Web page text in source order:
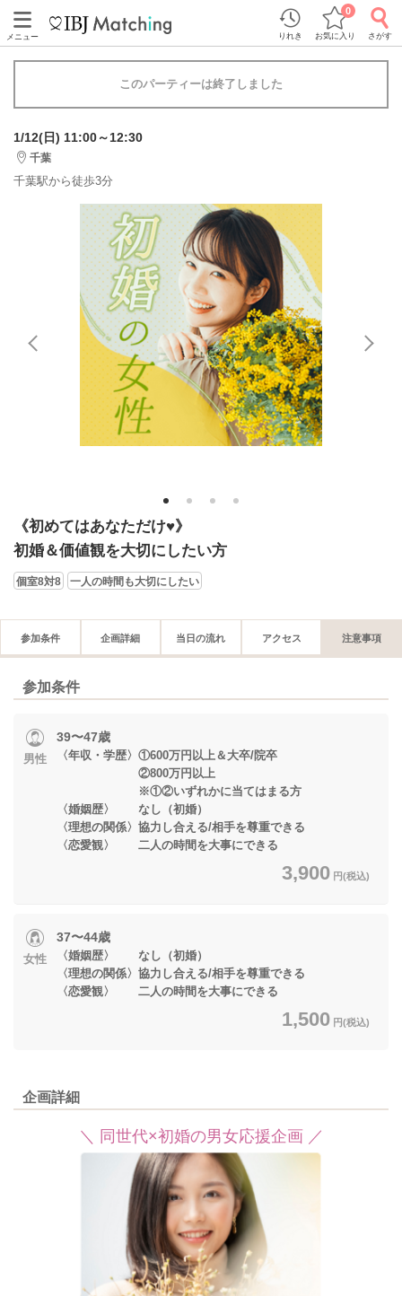
メニュー りれき お気に入り
0
さがす
このパーティーは終了しました
1/12(日) 11:00～12:30
千葉
千葉駅から徒歩3分
1 2 3 4
《初めてはあなただけ♥》
初婚＆価値観を大切にしたい方
個室8対8 一人の時間も大切にしたい
参加条件 企画詳細 当日の流れ アクセス 注意事項
参加条件
男性
39〜47歳
〈年収・学歴〉①600万円以上＆大卒/院卒
②800万円以上
※①②いずれかに当てはまる方
〈婚姻歴〉 なし（初婚）
〈理想の関係〉協力し合える/相手を尊重できる
〈恋愛観〉 二人の時間を大事にできる
3,900 円(税込)
女性
37〜44歳
〈婚姻歴〉 なし（初婚）
〈理想の関係〉協力し合える/相手を尊重できる
〈恋愛観〉 二人の時間を大事にできる
1,500 円(税込)
企画詳細
＼ 同世代×初婚の男女応援企画 ／